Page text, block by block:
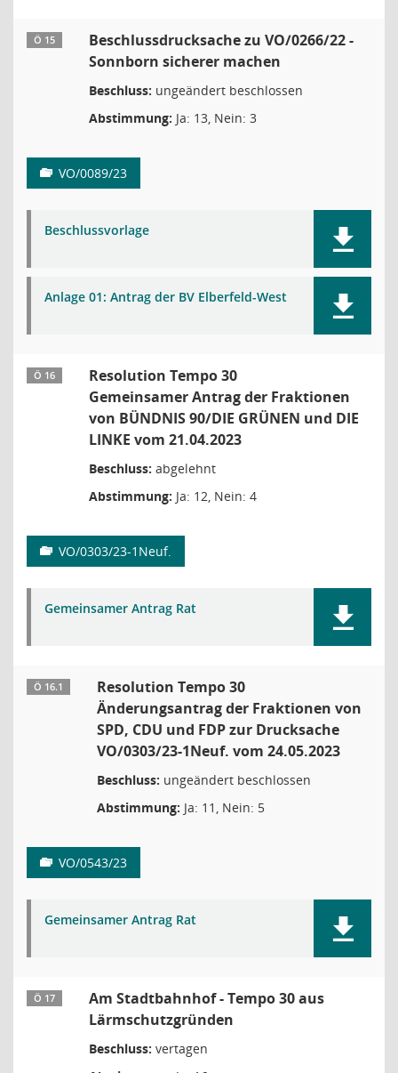
Ö 15
Beschlussdrucksache zu VO/0266/22 -
Sonnborn sicherer machen
Beschluss: ungeändert beschlossen
Abstimmung: Ja: 13, Nein: 3
VO/0089/23
Beschlussvorlage
Anlage 01: Antrag der BV Elberfeld-West
Ö 16
Resolution Tempo 30
Gemeinsamer Antrag der Fraktionen
von BÜNDNIS 90/DIE GRÜNEN und DIE
LINKE vom 21.04.2023
Beschluss: abgelehnt
Abstimmung: Ja: 12, Nein: 4
VO/0303/23-1Neuf.
Gemeinsamer Antrag Rat
Ö 16.1
Resolution Tempo 30
Änderungsantrag der Fraktionen von
SPD, CDU und FDP zur Drucksache
VO/0303/23-1Neuf. vom 24.05.2023
Beschluss: ungeändert beschlossen
Abstimmung: Ja: 11, Nein: 5
VO/0543/23
Gemeinsamer Antrag Rat
Ö 17
Am Stadtbahnhof - Tempo 30 aus
Lärmschutzgründen
Beschluss: vertagen